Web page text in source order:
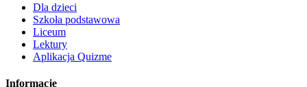
Dla dzieci
Szkoła podstawowa
Liceum
Lektury
Aplikacja Quizme
Informacje